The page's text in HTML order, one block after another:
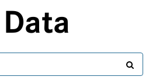
Data